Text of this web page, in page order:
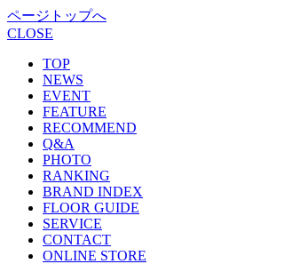
ページトップへ
CLOSE
TOP
NEWS
EVENT
FEATURE
RECOMMEND
Q&A
PHOTO
RANKING
BRAND INDEX
FLOOR GUIDE
SERVICE
CONTACT
ONLINE STORE